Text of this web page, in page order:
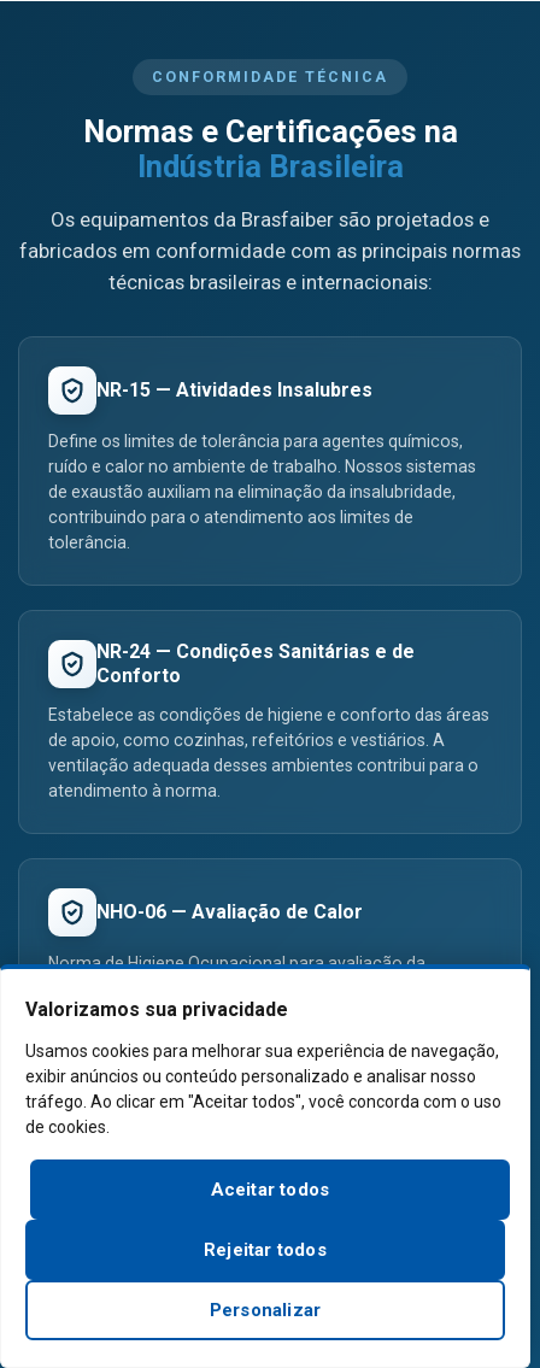
Valorizamos sua privacidade
Usamos cookies para melhorar sua experiência de navegação,
exibir anúncios ou conteúdo personalizado e analisar nosso
tráfego. Ao clicar em "Aceitar todos", você concorda com o uso
de cookies.
Personalizar
Rejeitar todos
Aceitar todos
CONFORMIDADE TÉCNICA
Normas e Certificações na
Indústria Brasileira
Os equipamentos da Brasfaiber são projetados e
fabricados em conformidade com as principais normas
técnicas brasileiras e internacionais:
NR-15 — Atividades Insalubres
Define os limites de tolerância para agentes químicos,
ruído e calor no ambiente de trabalho. Nossos sistemas
de exaustão auxiliam na eliminação da insalubridade,
contribuindo para o atendimento aos limites de
tolerância.
NR-24 — Condições Sanitárias e de
Conforto
Estabelece as condições de higiene e conforto das áreas
de apoio, como cozinhas, refeitórios e vestiários. A
ventilação adequada desses ambientes contribui para o
atendimento à norma.
NHO-06 — Avaliação de Calor
Norma de Higiene Ocupacional para avaliação da
diluidora ajudam a reduzir o estresse térmico nos
trabalhadores.
ABNT NBR IEC 60079
WEG certificados (CEPEL/INMETRO) conforme esta
norma, indicados para Zonas 1 e 2.